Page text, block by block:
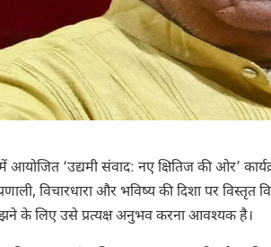
आयोजित ‘उद्यमी संवाद: नए क्षितिज की ओर’
विचारधारा और भविष्य की दिशा पर विस्तृत
के लिए उसे प्रत्यक्ष अनुभव करना आवश्यक है।